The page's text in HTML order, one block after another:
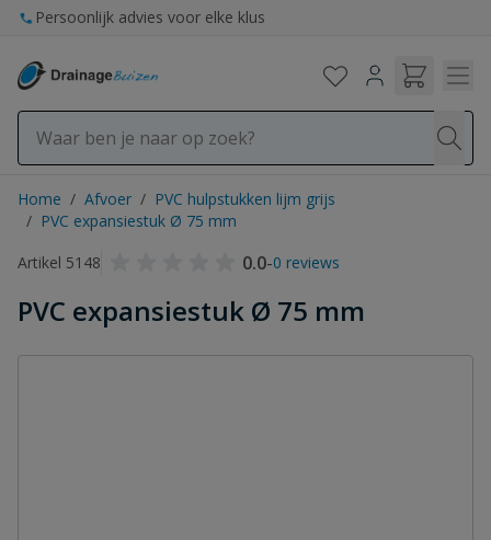
Ga naar de inhoud
Persoonlijk advies voor elke klus
Home / Afvoer / PVC hulpstukken lijm grijs
/ PVC expansiestuk Ø 75 mm
Artikel 5148
0.0-0 reviews
PVC expansiestuk Ø 75 mm